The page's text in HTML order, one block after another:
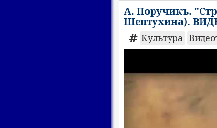
А. Поручикъ.
Шептухина).
Культура